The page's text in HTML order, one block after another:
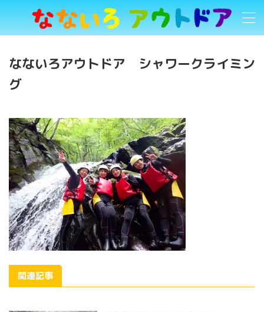
なないろアウトドア シャワークライミン
グ
関連記事